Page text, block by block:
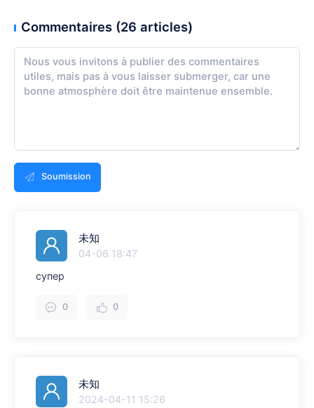
Commentaires (26 articles)
Soumission
未知
04-06 18:47
супер
0 0
未知
2024-04-11 15:26